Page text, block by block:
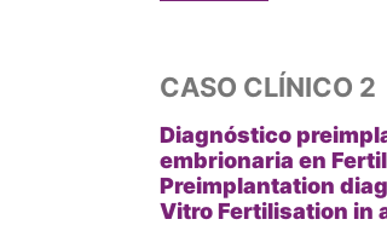
CASO CLÍNICO 2
Diagnóstico
embrionaria en
Preimplantation
Vitro Fertilisation in